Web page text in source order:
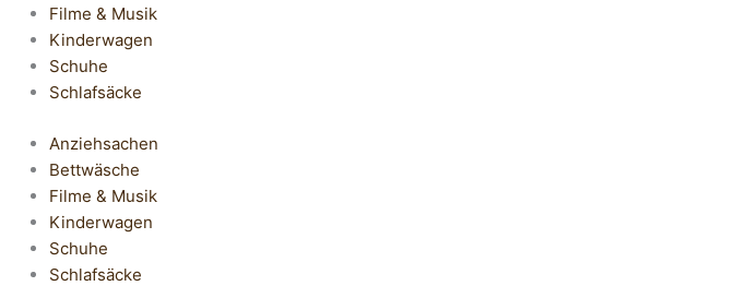
Filme & Musik
Kinderwagen
Schuhe
Schlafsäcke
Anziehsachen
Bettwäsche
Filme & Musik
Kinderwagen
Schuhe
Schlafsäcke